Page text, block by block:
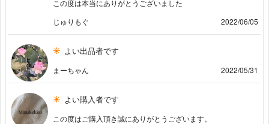
この度は本当にありがとうございました
じゅりもぐ
2022/06/05
よい出品者です
まーちゃん 2022/05/31
よい購入者です
この度はご購入頂き誠にありがとうございます。